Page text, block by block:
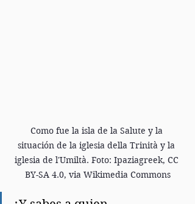
Como fue la isla de la Salute y la
situación de la iglesia della Trinità y la
iglesia de l'Umiltà. Foto: Ipaziagreek, CC
BY-SA 4.0, via Wikimedia Commons